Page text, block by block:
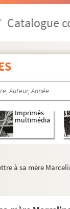
Catalogue
Imprimés
multimédia
à sa mère